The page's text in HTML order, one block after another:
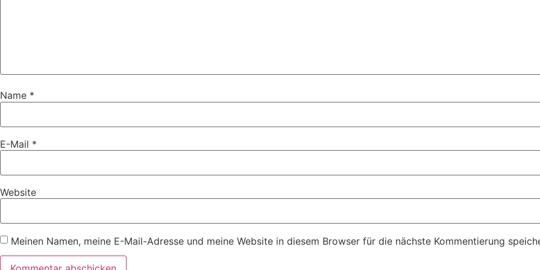
Name *
E-Mail *
Website
Meinen Namen, meine E-Mail-Adresse und meine Website in diesem Browser für die nächste Kommentierung